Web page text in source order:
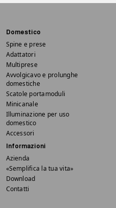
Domestico
Spine e prese
Adattatori
Multiprese
Avvolgicavo e prolunghe
domestiche
Scatole portamoduli
Minicanale
Illuminazione per uso
domestico
Accessori
Informazioni
Azienda
«Semplifica la tua vita»
Download
Contatti